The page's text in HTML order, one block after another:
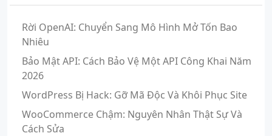
Rời OpenAI: Chuyển Sang Mô Hình Mở Tốn Bao
Nhiêu
Bảo Mật API: Cách Bảo Vệ Một API Công Khai Năm
2026
WordPress Bị Hack: Gỡ Mã Độc Và Khôi Phục Site
WooCommerce Chậm: Nguyên Nhân Thật Sự Và
Cách Sửa